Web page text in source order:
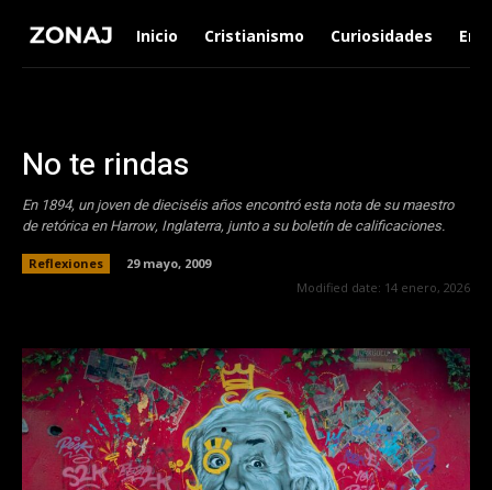
Inicio Cristianismo Curiosidades
No te rindas
En 1894, un joven de dieciséis años encontró esta nota de su maestro
de retórica en Harrow, Inglaterra, junto a su boletín de calificaciones.
Reflexiones
29 mayo, 2009
Modified date: 14 enero, 2026